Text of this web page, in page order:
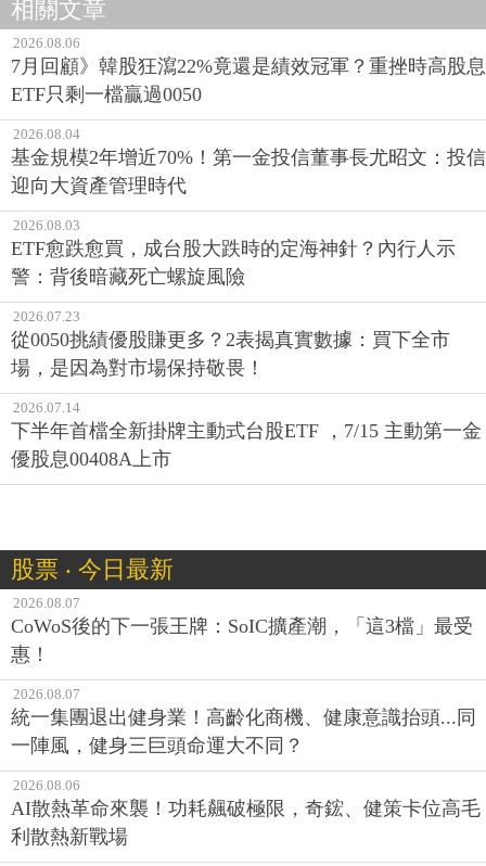
相關文章
2026.08.06
7月回顧》韓股狂瀉22%竟還是績效冠軍？重挫時高股息
ETF只剩一檔贏過0050
2026.08.04
基金規模2年增近70%！第一金投信董事長尤昭文：投信
迎向大資產管理時代
2026.08.03
ETF愈跌愈買，成台股大跌時的定海神針？內行人示
警：背後暗藏死亡螺旋風險
2026.07.23
從0050挑績優股賺更多？2表揭真實數據：買下全市
場，是因為對市場保持敬畏！
2026.07.14
下半年首檔全新掛牌主動式台股ETF ，7/15 主動第一金
優股息00408A上市
股票 ‧ 今日最新
2026.08.07
CoWoS後的下一張王牌：SoIC擴產潮，「這3檔」最受
惠！
2026.08.07
統一集團退出健身業！高齡化商機、健康意識抬頭...同
一陣風，健身三巨頭命運大不同？
2026.08.06
AI散熱革命來襲！功耗飆破極限，奇鋐、健策卡位高毛
利散熱新戰場